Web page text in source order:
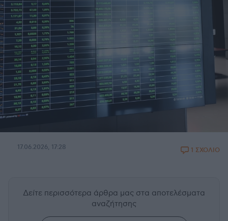
17.06.2026, 17:28 1 ΣΧΟΛΙΟ
Δείτε περισσότερα άρθρα μας στα αποτελέσματα
αναζήτησης